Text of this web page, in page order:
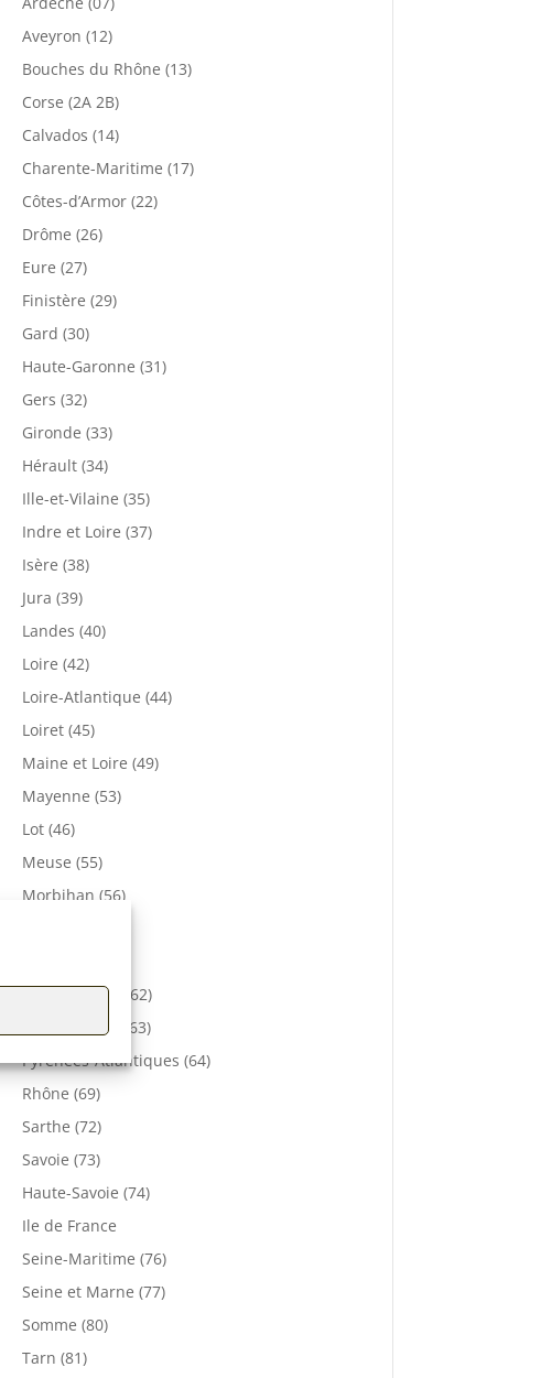
Aveyron (12)
Bouches du Rhône (13)
Corse (2A 2B)
Calvados (14)
Charente-Maritime (17)
Côtes-d’Armor (22)
Drôme (26)
Eure (27)
Finistère (29)
Gard (30)
Haute-Garonne (31)
Gers (32)
Gironde (33)
Hérault (34)
Ille-et-Vilaine (35)
Indre et Loire (37)
Isère (38)
Jura (39)
Landes (40)
Loire (42)
Loire-Atlantique (44)
Loiret (45)
Maine et Loire (49)
Mayenne (53)
Lot (46)
Meuse (55)
Morbihan (56)
Pas-de-Calais (62)
Puy De Dôme (63)
Pyrénées-Atlantiques (64)
Rhône (69)
Sarthe (72)
Savoie (73)
Haute-Savoie (74)
Ile de France
Seine-Maritime (76)
Seine et Marne (77)
Somme (80)
Tarn (81)